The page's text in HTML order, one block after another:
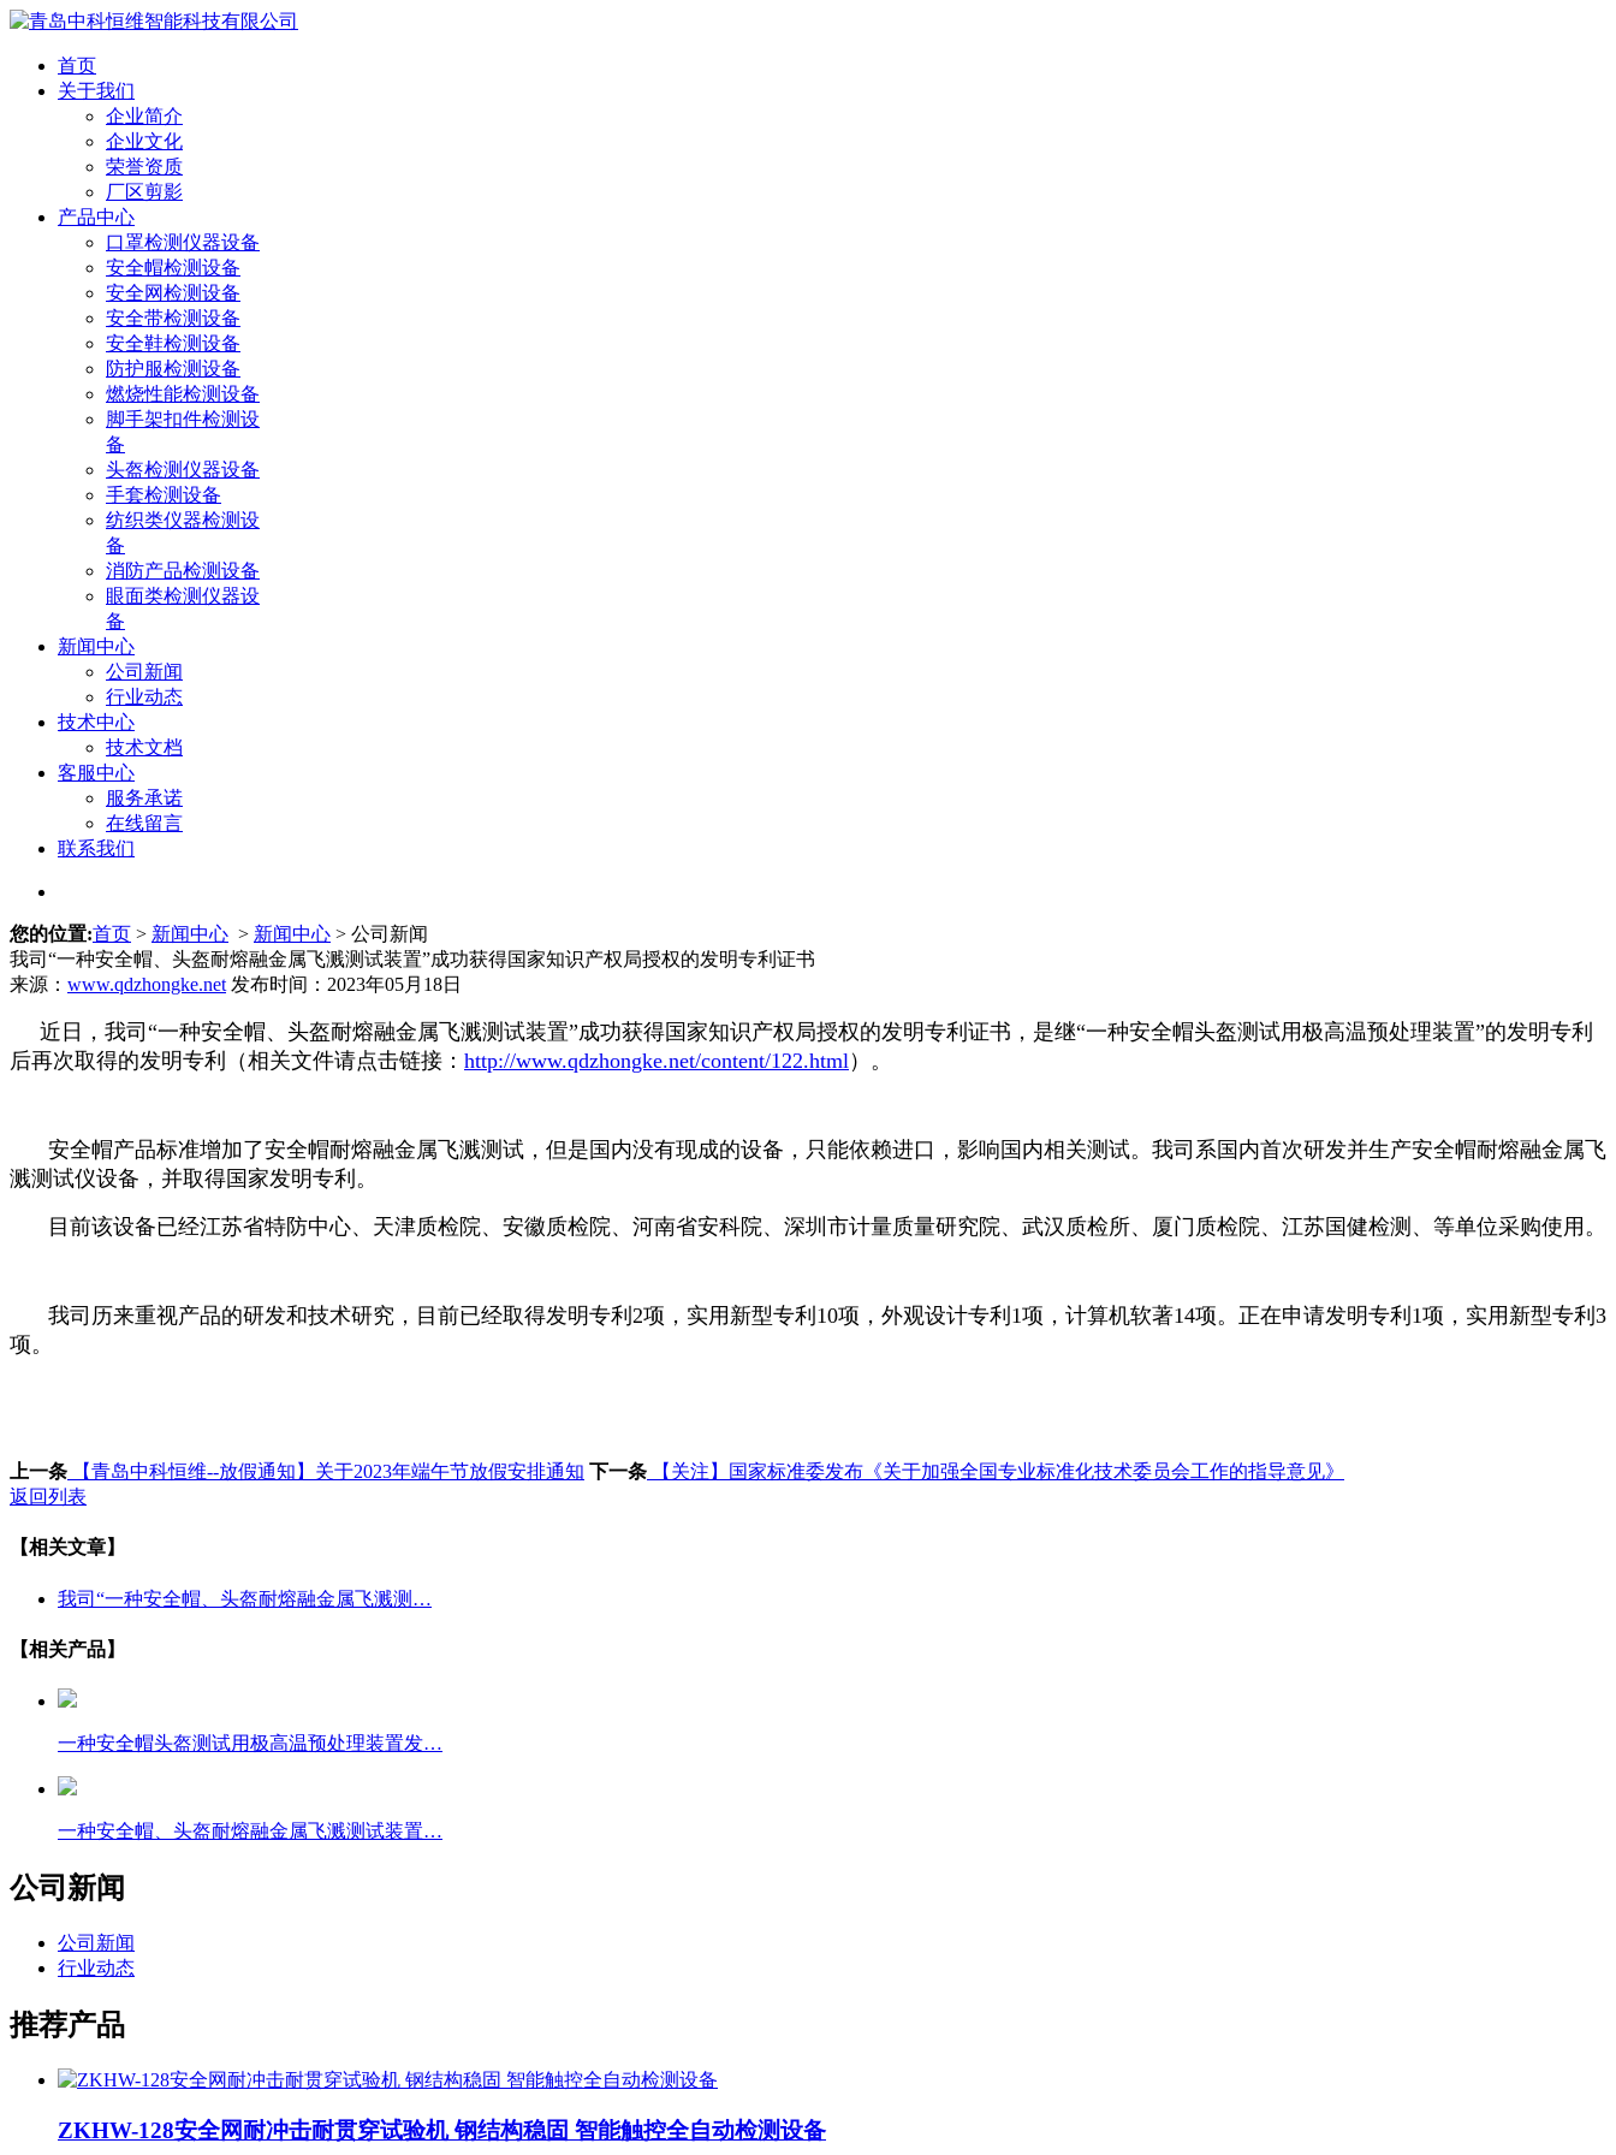
首页
关于我们
企业简介
企业文化
荣誉资质
厂区剪影
产品中心
口罩检测仪器设备
安全帽检测设备
安全网检测设备
安全带检测设备
安全鞋检测设备
防护服检测设备
燃烧性能检测设备
脚手架扣件检测设
备
头盔检测仪器设备
手套检测设备
纺织类仪器检测设
备
消防产品检测设备
眼面类检测仪器设
备
新闻中心
公司新闻
行业动态
技术中心
技术文档
客服中心
服务承诺
在线留言
联系我们
您的位置:首页 > 新闻中心 > 新闻中心 > 公司新闻
我司“一种安全帽、头盔耐熔融金属飞溅测试装置”成功获得国家知识产权局授权的发明专利证书
来源： www.qdzhongke.net 发布时间：2023年05月18日
近日，我司 “一种安全帽、头盔耐熔融金属飞溅测试装置”成功获得国家知识产权局授权的发明专利证书，是继“一种安全帽头盔测试用极高温预处理装置”的发明专利
后再次取得的发明专利（相关文件请点击链接： http://www.qdzhongke.net/content/122.html）。
安全帽产品标准增加了安全帽耐熔融金属飞溅测试，但是国内没有现成的设备，只能依赖进口，影响国内相关测试。我司系国内首次研发并生产安全帽耐熔融金属飞
溅测试仪设备，并取得国家发明专利。
目前该设备已经江苏省特防中心、天津质检院、安徽质检院、河南省安科院、深圳市计量质量研究院、武汉质检所、厦门质检院、江苏国健检测、等单位采购使用。
我司历来重视产品的研发和技术研究，目前已经取得发明专利 2项，实用新型专利 10项，外观设计专利 1项，计算机软著14项。正在申请发明专利 1项，实用新型专利 3
项。
上一条 【青岛中科恒维--放假通知】关于2023年端午节放假安排通知 下一条 【关注】国家标准委发布《关于加强全国专业标准化技术委员会工作的指导意见》
返回列表
【相关文章】
我司“一种安全帽、头盔耐熔融金属飞溅测…
【相关产品】
一种安全帽头盔测试用极高温预处理装置发…
一种安全帽、头盔耐熔融金属飞溅测试装置…
公司新闻
公司新闻
行业动态
推荐产品
ZKHW-128安全网耐冲击耐贯穿试验机 钢结构稳固 智能触控全自动检测设备